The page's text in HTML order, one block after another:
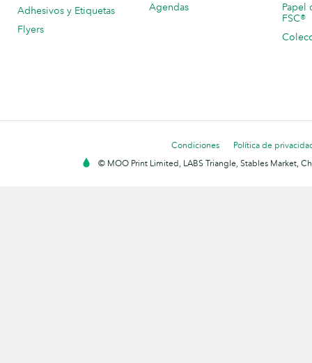
Adhesivos y Etiquetas
Flyers
Agendas
Papel
FSC®
Condiciones
Política de
© MOO Print Limited, LABS Triangle, Stables Market,